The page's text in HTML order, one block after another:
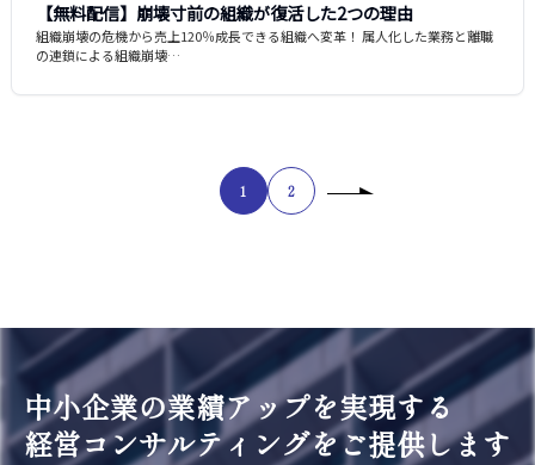
【無料配信】崩壊寸前の組織が復活した2つの理由
組織崩壊の危機から売上120％成長できる組織へ変革！ 属人化した業務と離職
の連鎖による組織崩壊…
1 2
中小企業の業績アップを実現する
経営コンサルティングをご提供します